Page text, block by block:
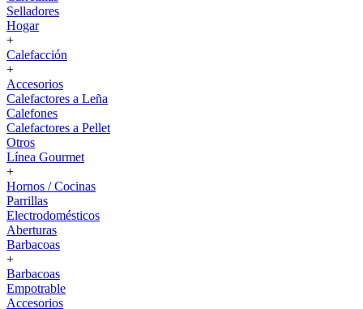
Selladores
Hogar
+
Calefacción
+
Accesorios
Calefactores a Leña
Calefones
Calefactores a Pellet
Otros
Línea Gourmet
+
Hornos / Cocinas
Parrillas
Electrodomésticos
Aberturas
Barbacoas
+
Barbacoas
Empotrable
Accesorios